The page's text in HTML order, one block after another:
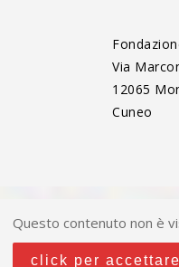
Via
12065
Cuneo
Questo contenuto non è
click per